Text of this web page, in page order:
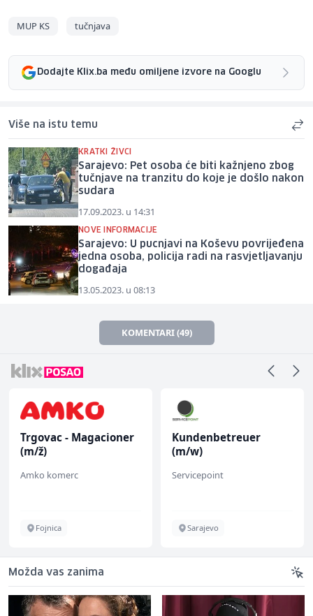
MUP KS tučnjava
Dodajte Klix.ba među omiljene izvore na Googlu
Više na istu temu
KRATKI ŽIVCI
Sarajevo: Pet osoba će biti kažnjeno zbog
tučnjave na tranzitu do koje je došlo nakon
sudara
17.09.2023. u 14:31
NOVE INFORMACIJE
Sarajevo: U pucnjavi na Koševu povrijeđena
jedna osoba, policija radi na rasvjetljavanju
događaja
13.05.2023. u 08:13
KOMENTARI (49)
Trgovac - Magacioner
(m/ž)
Amko komerc
Fojnica
Kundenbetreuer
(m/w)
Servicepoint
Sarajevo
Možda vas zanima